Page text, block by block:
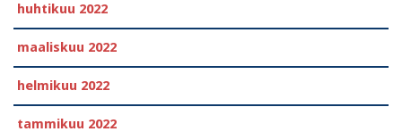
huhtikuu 2022
maaliskuu 2022
helmikuu 2022
tammikuu 2022